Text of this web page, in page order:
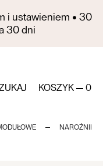
i ustawieniem • 30
30 dni
KOSZYK 0
NAROŻNIKI